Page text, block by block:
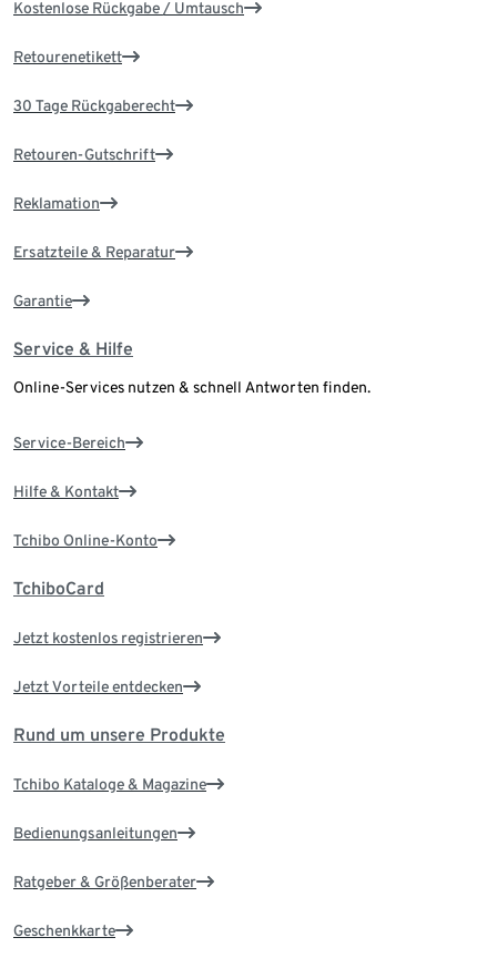
Kostenlose Rückgabe / Umtausch
Retourenetikett
30 Tage Rückgaberecht
Retouren-Gutschrift
Reklamation
Ersatzteile & Reparatur
Garantie
Service & Hilfe
Online-Services nutzen & schnell Antworten finden.
Service-Bereich
Hilfe & Kontakt
Tchibo Online-Konto
TchiboCard
Jetzt kostenlos registrieren
Jetzt Vorteile entdecken
Rund um unsere Produkte
Tchibo Kataloge & Magazine
Bedienungsanleitungen
Ratgeber & Größenberater
Geschenkkarte